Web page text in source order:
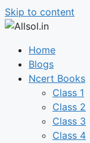
Skip to content
Home
Blogs
Ncert Books
Class 1
Class 2
Class 3
Class 4